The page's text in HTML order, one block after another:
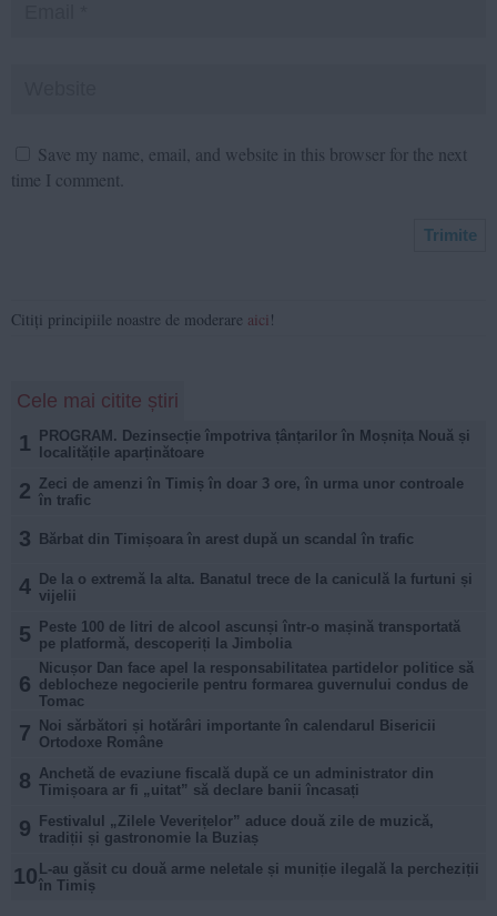
Save my name, email, and website in this browser for the next
time I comment.
Citiți principiile noastre de moderare aici !
Cele mai citite știri
1
PROGRAM. Dezinsecție împotriva țânțarilor în Moșnița Nouă și
localitățile aparținătoare
2 Zeci de amenzi în Timiș în doar 3 ore, în urma unor controale
în trafic
3 Bărbat din Timișoara în arest după un scandal în trafic
4
De la o extremă la alta. Banatul trece de la caniculă la furtuni și
vijelii
5
Peste 100 de litri de alcool ascunși într-o mașină transportată
pe platformă, descoperiți la Jimbolia
6
Nicușor Dan face apel la responsabilitatea partidelor politice să
deblocheze negocierile pentru formarea guvernului condus de
Tomac
7
Noi sărbători și hotărâri importante în calendarul Bisericii
Ortodoxe Române
8 Anchetă de evaziune fiscală după ce un administrator din
Timișoara ar fi „uitat” să declare banii încasați
9
Festivalul „Zilele Veverițelor” aduce două zile de muzică,
tradiții și gastronomie la Buziaș
10
L-au găsit cu două arme neletale și muniție ilegală la percheziții
în Timiș